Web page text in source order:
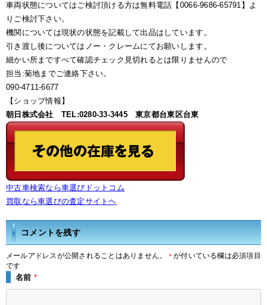
車両状態についてはご検討頂ける方は無料電話【0066-9686-65791】よ
りご検討下さい。
機関については現状の状態を記載して出品はしています。
引き渡し後についてはノー・クレームにてお願いします。
細かい所まですべて確認チェック見切れるとは限りませんので
担当:菊地までご連絡下さい。
090-4711-6677
【ショップ情報】
朝日株式会社 TEL:0280-33-3445 東京都台東区台東
中古車検索なら車選びドットコム
買取なら車選びの査定サイトヘ
コメントを残す
メールアドレスが公開されることはありません。 *が付いている欄は必須項目
です
名前 *